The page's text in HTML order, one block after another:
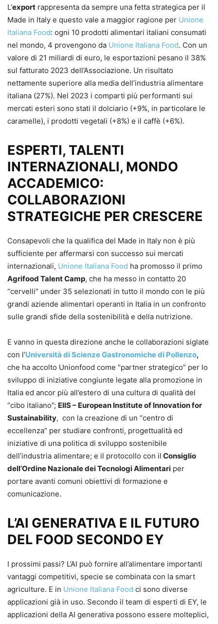
L’export rappresenta da sempre una fetta strategica per il
Made in Italy e questo vale a maggior ragione per Unione
Italiana Food: ogni 10 prodotti alimentari italiani consumati
nel mondo, 4 provengono da Unione Italiana Food. Con un
valore di 21 miliardi di euro, le esportazioni pesano il 38%
sul fatturato 2023 dell’Associazione. Un risultato
nettamente superiore alla media dell’industria alimentare
italiana (27%). Nel 2023 i comparti più performanti sui
mercati esteri sono stati il dolciario (+9%, in particolare le
caramelle), i prodotti vegetali (+8%) e il caffè (+6%).
ESPERTI, TALENTI
INTERNAZIONALI, MONDO
ACCADEMICO:
COLLABORAZIONI
STRATEGICHE PER CRESCERE
Consapevoli che la qualifica del Made in Italy non è più
sufficiente per affermarsi con successo sui mercati
internazionali, Unione Italiana Food ha promosso il primo
Agrifood Talent Camp, che ha messo in contatto 20
“cervelli” under 35 selezionati in tutto il mondo con le più
grandi aziende alimentari operanti in Italia in un confronto
sulle grandi sfide della sostenibilità e della nutrizione.
E vanno in questa direzione anche le collaborazioni siglate
con l’Università di Scienze Gastronomiche di Pollenzo,
che ha accolto Unionfood come “partner strategico” per lo
sviluppo di iniziative congiunte legate alla promozione in
Italia ed ancor più all’estero di una cultura di qualità del
“cibo italiano”; EIIS – European Institute of Innovation for
Sustainability, con la creazione di un “centro di
eccellenza” per studiare confronti, progettualità ed
iniziative di una politica di sviluppo sostenibile
dell’industria alimentare; e il protocollo con il Consiglio
dell’Ordine Nazionale dei Tecnologi Alimentari per
portare avanti comuni obiettivi di formazione e
comunicazione.
L’AI GENERATIVA E IL FUTURO
DEL FOOD SECONDO EY
I prossimi passi? L’AI può fornire all’alimentare importanti
vantaggi competitivi, specie se combinata con la smart
agriculture. E in Unione Italiana Food ci sono diverse
applicazioni già in uso. Secondo il team di esperti di EY, le
applicazioni della AI generativa possono essere molteplici,